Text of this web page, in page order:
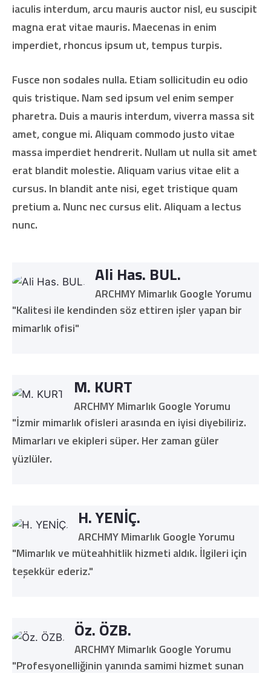
iaculis interdum, arcu mauris auctor nisl, eu suscipit
magna erat vitae mauris. Maecenas in enim
imperdiet, rhoncus ipsum ut, tempus turpis.
Fusce non sodales nulla. Etiam sollicitudin eu odio
quis tristique. Nam sed ipsum vel enim semper
pharetra. Duis a mauris interdum, viverra massa sit
amet, congue mi. Aliquam commodo justo vitae
massa imperdiet hendrerit. Nullam ut nulla sit amet
erat blandit molestie. Aliquam varius vitae elit a
cursus. In blandit ante nisi, eget tristique quam
pretium a. Nunc nec cursus elit. Aliquam a lectus
nunc.
Ali Has. BUL.
ARCHMY Mimarlık Google Yorumu
"Kalitesi ile kendinden söz ettiren işler yapan bir
mimarlık ofisi"
M. KURT
ARCHMY Mimarlık Google Yorumu
"İzmir mimarlık ofisleri arasında en iyisi diyebiliriz.
Mimarları ve ekipleri süper. Her zaman güler
yüzlüler.
H. YENİÇ.
ARCHMY Mimarlık Google Yorumu
"Mimarlık ve müteahhitlik hizmeti aldık. İlgileri için
teşekkür ederiz."
Öz. ÖZB.
ARCHMY Mimarlık Google Yorumu
"Profesyonelliğinin yanında samimi hizmet sunan